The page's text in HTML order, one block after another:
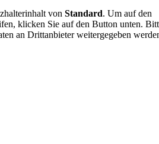
von Standard. Um auf den
klicken Sie auf den Button unten.
an Drittanbieter weitergegeben